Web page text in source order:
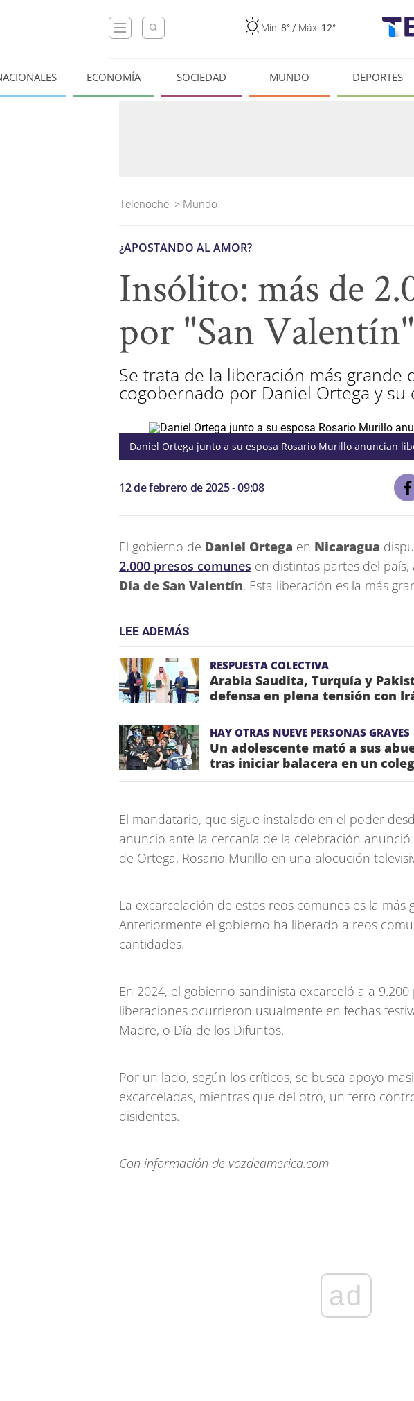
Mín: 8° / Máx: 12°
ECONOMÍA SOCIEDAD MUNDO DEPORTES
Telenoche > Mundo
¿APOSTANDO AL AMOR?
Insólito: más de
por "San
Se trata de la liberación más
cogobernado por Daniel Ortega y su
Daniel Ortega junto a su esposa Rosario Murillo anuncian
12 de febrero de 2025 - 09:08
El gobierno de Daniel Ortega en Nicaragua
2.000 presos comunes en distintas partes del
Día de San Valentín. Esta liberación es la más
LEE ADEMÁS
RESPUESTA COLECTIVA
Arabia Saudita, Turquía y
defensa en plena tensión con
HAY OTRAS NUEVE PERSONAS GRAVES
Un adolescente mató a sus
tras iniciar balacera en un
El mandatario, que sigue instalado en el poder
anuncio ante la cercanía de la celebración anunció
de Ortega, Rosario Murillo en una alocución
La excarcelación de estos reos comunes es la más
Anteriormente el gobierno ha liberado a reos
cantidades.
En 2024, el gobierno sandinista excarceló a a
liberaciones ocurrieron usualmente en fechas
Madre, o Día de los Difuntos.
Por un lado, según los críticos, se busca apoyo
excarceladas, mientras que del otro, un ferro
disidentes.
Con información de vozdeamerica.com
ad